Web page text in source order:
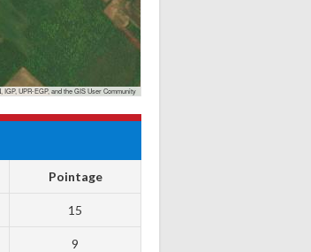
UPR-EGP, and the GIS User Community
Pointage
15
9